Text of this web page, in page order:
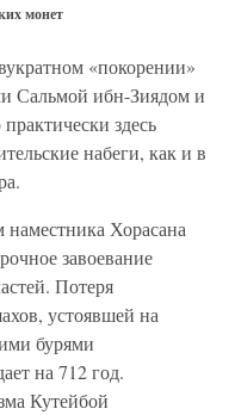
монет
«покорении»
Сальмой ибн-Зиядом и
здесь
набеги, как и в
Хорасана
завоевание
Потеря
устоявшей на
бурями
на 712 год.
Кутейбой